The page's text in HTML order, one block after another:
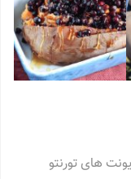
های تورنتو